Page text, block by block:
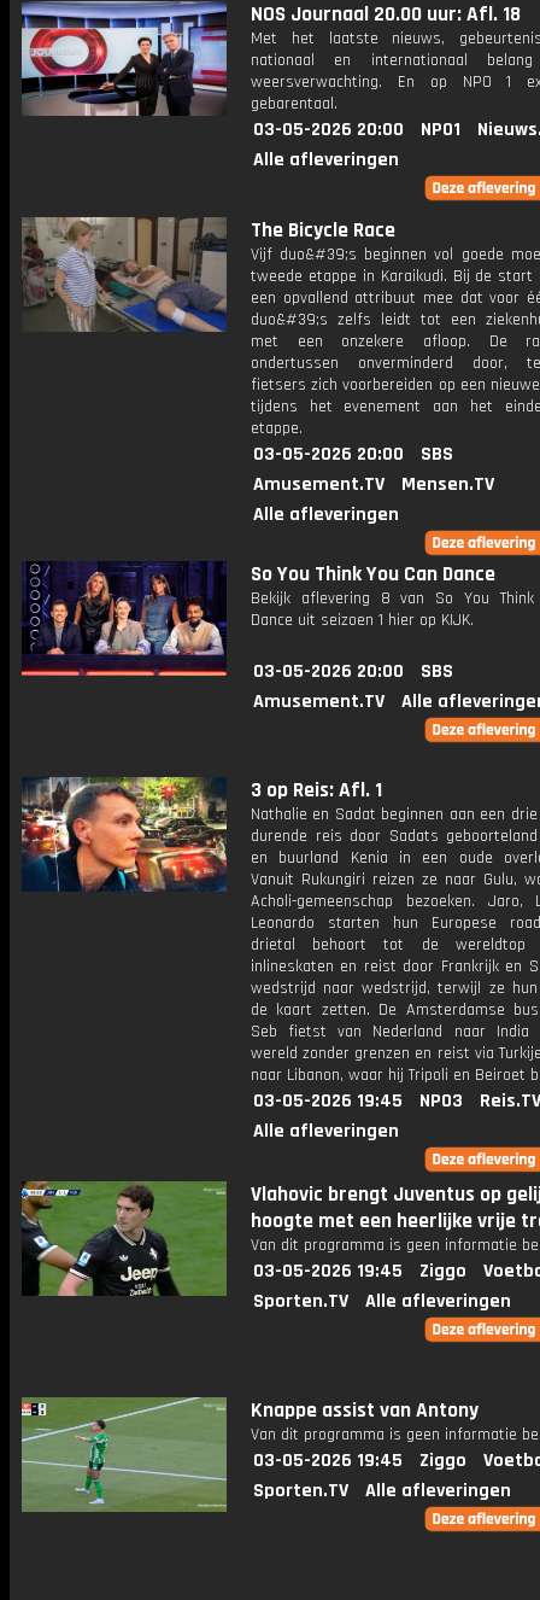
NOS Journaal 20.00 uur: Afl. 18
Met het laatste nieuws,
nationaal en internationaal
weersverwachting. En op NPO 1
gebarentaal.
03-05-2026 20:00 NPO1
Alle afleveringen
The Bicycle Race
Vijf duo&#39;s beginnen vol goede
tweede etappe in Karaikudi. Bij de start
een opvallend attribuut mee dat voor
duo&#39;s zelfs leidt tot een
met een onzekere afloop. De
ondertussen onverminderd door,
fietsers zich voorbereiden op een
tijdens het evenement aan het
etappe.
03-05-2026 20:00
SBS
Amusement.TV
Mensen.TV
Alle afleveringen
So You Think You Can Dance
Bekijk aflevering 8 van So You Think
Dance uit seizoen 1 hier op KIJK.
03-05-2026 20:00
SBS
Amusement.TV
Alle
3 op Reis: Afl. 1
Nathalie en Sadat beginnen aan een
durende reis door Sadats geboorteland
en buurland Kenia in een oude
Vanuit Rukungiri reizen ze naar Gulu,
Acholi-gemeenschap bezoeken. Jaro,
Leonardo starten hun Europese
drietal behoort tot de wereldtop
inlineskaten en reist door Frankrijk en
wedstrijd naar wedstrijd, terwijl ze
de kaart zetten. De Amsterdamse
Seb fietst van Nederland naar India
wereld zonder grenzen en reist via
naar Libanon, waar hij Tripoli en Beiroet
03-05-2026 19:45 NPO3
Reis.TV
Alle afleveringen
Vlahovic brengt Juventus op
hoogte met een heerlijke vrije
Van dit programma is geen informatie
03-05-2026 19:45 Ziggo
Sporten.TV
Alle afleveringen
Knappe assist van Antony
Van dit programma is geen informatie
03-05-2026 19:45 Ziggo
Sporten.TV
Alle afleveringen